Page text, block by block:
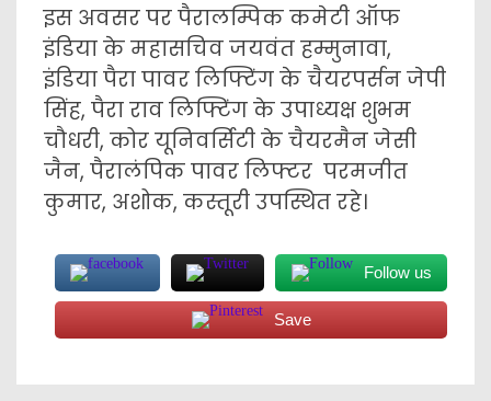
इस अवसर पर पैरालम्पिक कमेटी ऑफ
इंडिया के महासचिव जयवंत हम्मुनावा,
इंडिया पैरा पावर लिफ्टिंग के चैयरपर्सन जेपी
सिंह, पैरा राव लिफ्टिंग के उपाध्यक्ष शुभम
चौधरी, कोर यूनिवर्सिटी के चैयरमैन जेसी
जैन, पैरालंपिक पावर लिफ्टर परमजीत
कुमार, अशोक, कस्तूरी उपस्थित रहे।
Follow us
Save